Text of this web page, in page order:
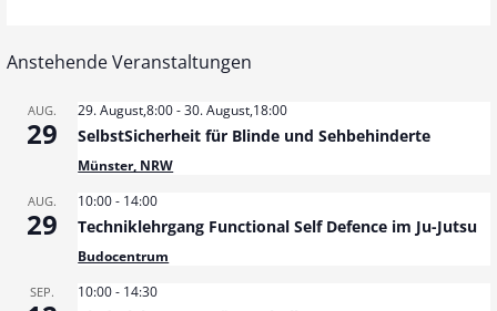
Anstehende Veranstaltungen
AUG.
29
29. August,8:00-30. August,18:00
SelbstSicherheit für Blinde und Sehbehinderte
Münster, NRW
AUG.
29
10:00- 14:00
Techniklehrgang Functional Self Defence im Ju-Jutsu
Budocentrum
SEP. 10:00- 14:30